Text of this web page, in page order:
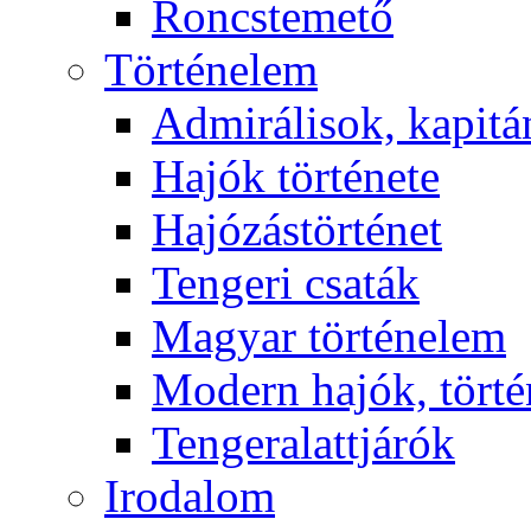
Roncstemető
Történelem
Admirálisok,
Hajók története
Hajózástörténet
Tengeri csaták
Magyar történelem
Modern hajók,
Tengeralattjárók
Irodalom